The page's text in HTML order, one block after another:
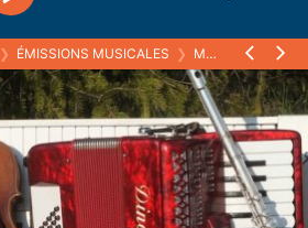
Play
❯ ÉMISSIONS MUSICALES ❯ MUSISTOIRES